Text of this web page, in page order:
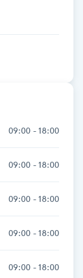
09:00 - 18:00
09:00 - 18:00
09:00 - 18:00
09:00 - 18:00
09:00 - 18:00